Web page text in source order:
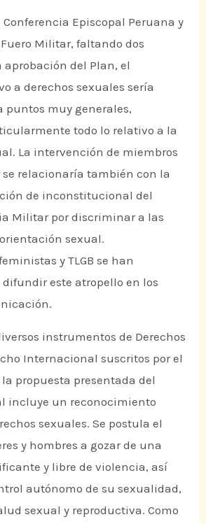
Conferencia Episcopal Peruana y
Militar, faltando dos
del Plan, el
a derechos sexuales sería
puntos muy generales,
todo lo relativo a la
La intervención de miembros
relacionaría también con la
de inconstitucional del
Militar por discriminar a las
sexual.
y TLGB se han
este atropello en los
instrumentos de Derechos
Internacional suscritos por el
propuesta presentada del
incluye un reconocimiento
sexuales. Se postula el
y hombres a gozar de una
y libre de violencia, así
autónomo de su sexualidad,
sexual y reproductiva. Como